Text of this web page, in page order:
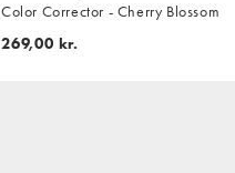
Color Corrector - Cherry Blossom
269,00 kr.